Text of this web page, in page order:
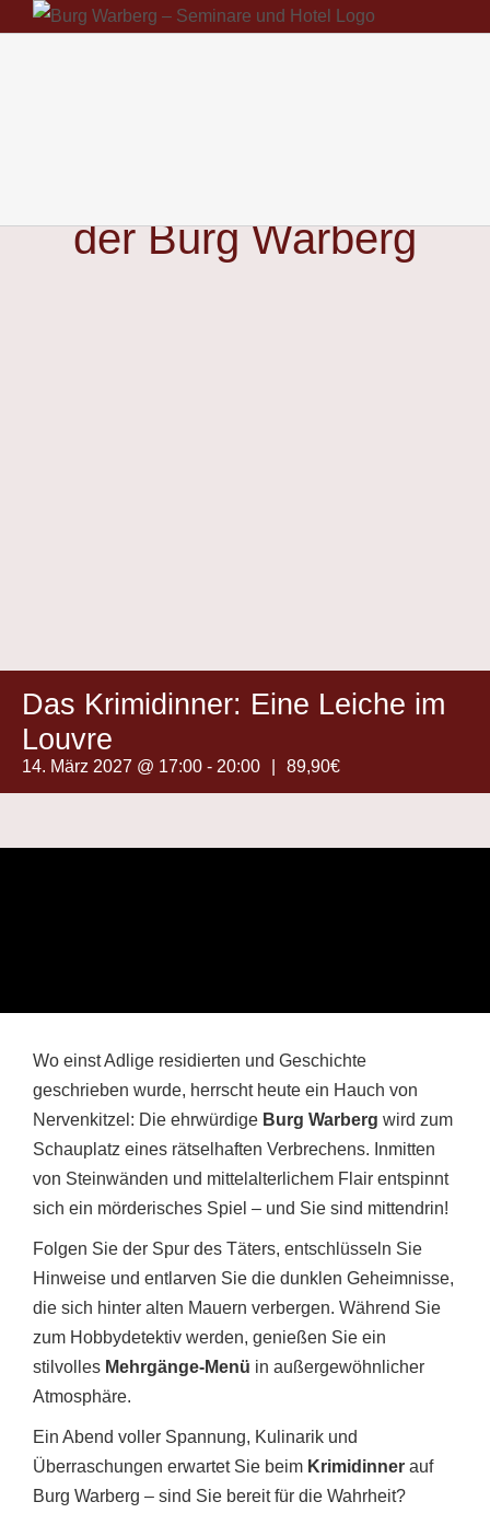
Zum
der Burg Warberg
Das Krimidinner: Eine Leiche im
Louvre
14. März 2027 @ 17:00 - 20:00 89,90€
Wo einst Adlige residierten und Geschichte
geschrieben wurde, herrscht heute ein Hauch von
Nervenkitzel: Die ehrwürdige Burg Warberg wird zum
Schauplatz eines rätselhaften Verbrechens. Inmitten
von Steinwänden und mittelalterlichem Flair entspinnt
sich ein mörderisches Spiel – und Sie sind mittendrin!
Folgen Sie der Spur des Täters, entschlüsseln Sie
Hinweise und entlarven Sie die dunklen Geheimnisse,
die sich hinter alten Mauern verbergen. Während Sie
zum Hobbydetektiv werden, genießen Sie ein
stilvolles Mehrgänge-Menü in außergewöhnlicher
Atmosphäre.
Ein Abend voller Spannung, Kulinarik und
Überraschungen erwartet Sie beim Krimidinner auf
Burg Warberg – sind Sie bereit für die Wahrheit?